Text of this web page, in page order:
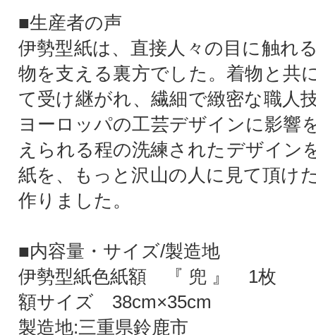
■生産者の声
伊勢型紙は、直接人々の目に触れ
物を支える裏方でした。着物と共
て受け継がれ、繊細で緻密な職人
ヨーロッパの工芸デザインに影響
えられる程の洗練されたデザイン
紙を、もっと沢山の人に見て頂け
作りました。
■内容量・サイズ/製造地
伊勢型紙色紙額 『 兜 』 1枚
額サイズ 38cm×35cm
製造地:三重県鈴鹿市